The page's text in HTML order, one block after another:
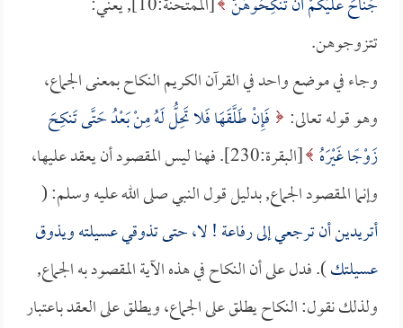
تتزوجوهن.
وجاء في موضع واحد في القرآن الكريم النكاح بمعنى الجماع،
وهو قوله تعالى:
فَإِنْ طَلَّقَهَا فَلا تَحِلُّ لَهُ مِنْ بَعْدُ حَتَّى تَنكِحَ
زَوْجًا غَيْرَهُ
[البقرة:230]. فهنا ليس المقصود أن يعقد عليها،
وإنما المقصود الجماع, بدليل قول النبي صلى الله عليه وسلم: (
أتريدين أن ترجعي إلىرفاعة! لا، حتى تذوقي عسيلته ويذوق
عسيلتك). فدل على أن النكاح في هذه الآية المقصود به الجماع,
ولذلك نقول: النكاح يطلق على الجماع، ويطلق على العقد باعتبار